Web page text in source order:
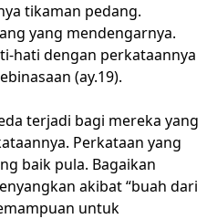
tikaman pedang.
yang mendengarnya.
hati dengan perkataannya
(ay.19).
terjadi bagi mereka yang
Perkataan yang
baik pula. Bagaikan
akibat “buah dari
untuk